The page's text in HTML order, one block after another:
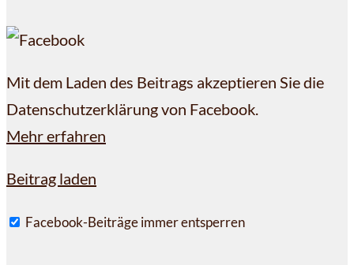
Mit dem Laden des Beitrags akzeptieren Sie die
Datenschutzerklärung von Facebook.
Mehr erfahren
Beitrag laden
Facebook-Beiträge immer entsperren